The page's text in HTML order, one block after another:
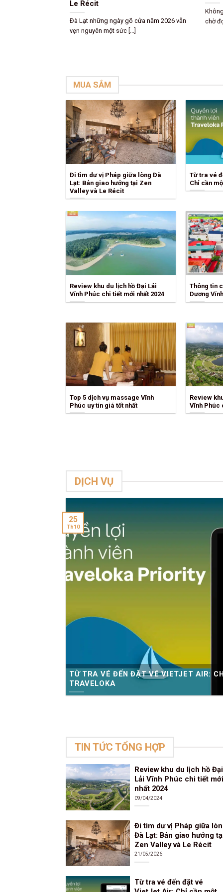
Từ một làng quê yên bình, xã Bình Dương
Vĩnh Tường Vĩnh Phúc [...]
có
Nếu
MUA SẮM
Đi tìm dư vị Pháp giữa lòng Đà
Lạt: Bản giao hưởng tại Zen
Valley và Le Récit
Từ tra vé
Chỉ cần
Review khu du lịch hồ Đại Lải
Vĩnh Phúc chi tiết mới nhất 2024
Thông tin
Dương
Top 5 dịch vụ massage Vĩnh
Phúc uy tín giá tốt nhất
Review
Vĩnh Phúc
DỊCH VỤ
TỪ TRA VÉ ĐẾN ĐẶT VÉ VIETJET AIR:
TRAVELOKA
25
Th10
TIN TỨC TỔNG HỢP
Review khu du lịch hồ Đại
Lải Vĩnh Phúc chi tiết mới
nhất 2024
09/04/2024
Đi tìm dư vị Pháp giữa
Đà Lạt: Bản giao hưởng
Zen Valley và Le Récit
21/05/2026
Từ tra vé đến đặt vé